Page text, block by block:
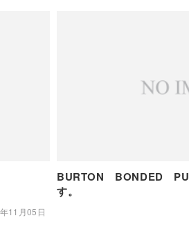
11月05日
BURTON BONDED
す。